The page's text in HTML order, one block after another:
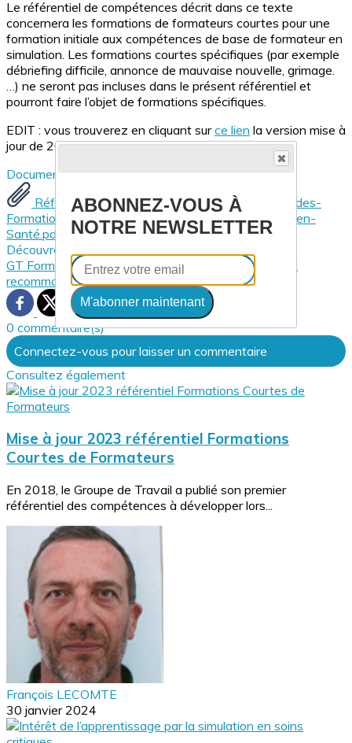
Le référentiel de compétences décrit dans ce texte
concernera les formations de formateurs courtes pour une
formation initiale aux compétences de base de formateur en
simulation. Les formations courtes spécifiques (par exemple
débriefing difficile, annonce de mauvaise nouvelle, grimage.
…) ne seront pas incluses dans le présent référentiel et
pourront faire l’objet de formations spécifiques.
EDIT : vous trouverez en cliquant surce lien la version mise à
jour de 2023 du référentiel.
Documents
Référentiel-de-compétences-transmises-lors-des-
Formations-Courtes-de-Formateurs-en-Simulation-en-
Santé.pdf
Découvrez davantage d'articles sur ces thèmes :
GT Formations courtes en simulation
Référentiels et
recommandations
0 commentaire(s)
Connectez-vous pour laisser un commentaire
Consultez également
Mise à jour 2023 référentiel Formations
Courtes de Formateurs
En 2018, le Groupe de Travail a publié son premier
référentiel des compétences à développer lors...
François LECOMTE
30 janvier 2024
ABONNEZ-VOUS À
NOTRE NEWSLETTER
M'abonner maintenant